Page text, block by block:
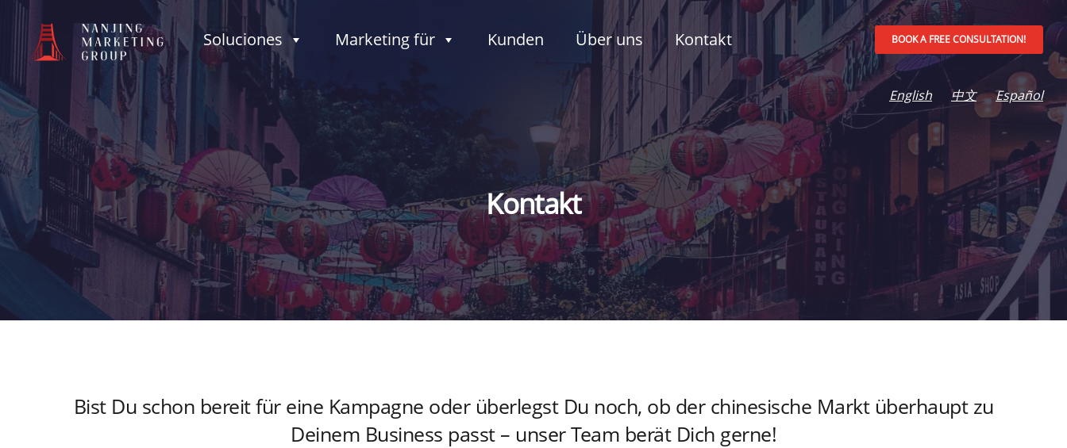
Soluciones Marketing für Kunden Über uns Kontakt BOOK A FREE CONSULTATION!
English 中文 Español
Kontakt
Bist Du schon bereit für eine Kampagne oder überlegst Du noch, ob der chinesische Markt überhaupt zu
Deinem Business passt – unser Team berät Dich gerne!